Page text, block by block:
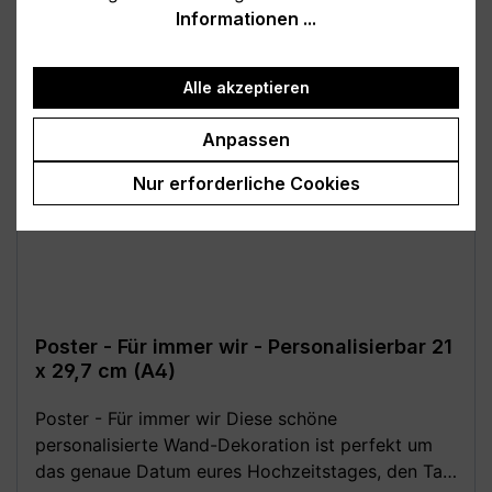
A3) - 30 x 40 cm - 42 x 59,4 cm (DIN A2) - 50 x
100 cm (DIN B1) **Aufgrund von
Monitoreinstellungen sind geringe
Details
Poster - Für immer wir - Personalisierbar 21
x 29,7 cm (A4)
Poster - Für immer wir Diese schöne
personalisierte Wand-Dekoration ist perfekt um
das genaue Datum eures Hochzeitstages, den Tag
Informationen ...
Alle akzeptieren
Anpassen
Nur erforderliche Cookies